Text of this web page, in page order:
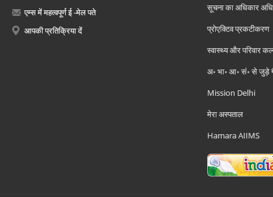
एम्स में महत्वपूर्ण ई -मेल पते
आपकी प्रतिक्रिया दें
सूचना का अधिकार
प्रोएक्टिव प्रकटीकरण
स्वास्थ्य और परिवार
अ॰ भा॰ आ॰ सं॰ से जुड़े
Mission Delhi
मेरा अस्पताल
Hamara AIIMS